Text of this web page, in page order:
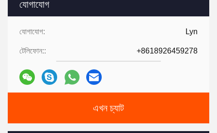
যোগাযোগ
যোগাযোগ: Lyn
টেলিফোন:: +8618926459278
এখন চ্যাট